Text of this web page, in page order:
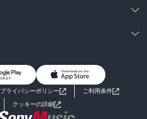
男子向けラノベ
小説
お問い合わせ
プライバシーポリシー
ご利用条件
クッキーの詳細